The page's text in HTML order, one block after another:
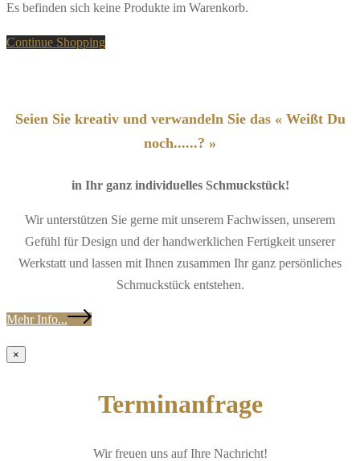
Es befinden sich keine Produkte im Warenkorb.
Continue Shopping
Seien Sie kreativ und verwandeln Sie das « Weißt Du
noch......? »
in Ihr ganz individuelles Schmuckstück!
Wir unterstützen Sie gerne mit unserem Fachwissen, unserem
Gefühl für Design und der handwerklichen Fertigkeit unserer
Werkstatt und lassen mit Ihnen zusammen Ihr ganz persönliches
Schmuckstück entstehen.
Mehr Info...
×
Terminanfrage
Wir freuen uns auf Ihre Nachricht!